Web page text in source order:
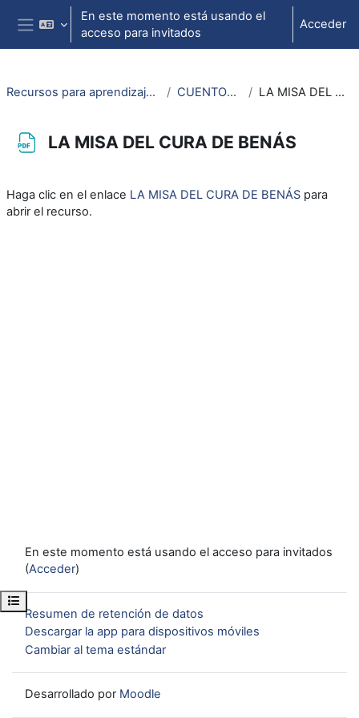
Salta al contenido principal
Panel lateral
En este momento está usando el
acceso para invitados
Acceder
Abrir índice del curso
Recursos para aprendizaje de lengua aragonesa CUENTOS INFANTILS LA MISA DEL CURA DE BENÁS
LA MISA DEL CURA DE BENÁS
Haga clic en el enlace LA MISA DEL CURA DE BENÁS para
abrir el recurso.
En este momento está usando el acceso para invitados
(Acceder)
Resumen de retención de datos
Descargar la app para dispositivos móviles
Cambiar al tema estándar
Desarrollado por Moodle